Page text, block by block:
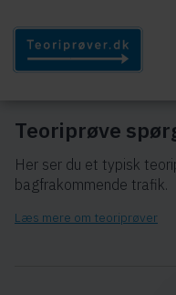
Teoriprøve
Her ser du et typisk
bagfrakommende trafik.
Læs mere om teoriprøver